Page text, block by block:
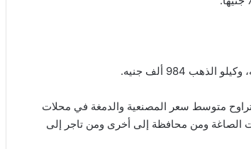
متوسط سعر المصنعية والدمغة في محلات
محلات الصاغة ومن محافظة إلى أخرى ومن تاجر إلى